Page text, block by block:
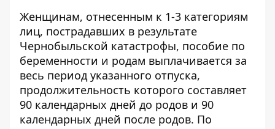
Женщинам, отнесенным к 1-3 категориям
лиц, пострадавших в результате
Чернобыльской катастрофы, пособие по
беременности и родам выплачивается за
весь период указанного отпуска,
продолжительность которого составляет
90 календарных дней до родов и 90
календарных дней после родов. По